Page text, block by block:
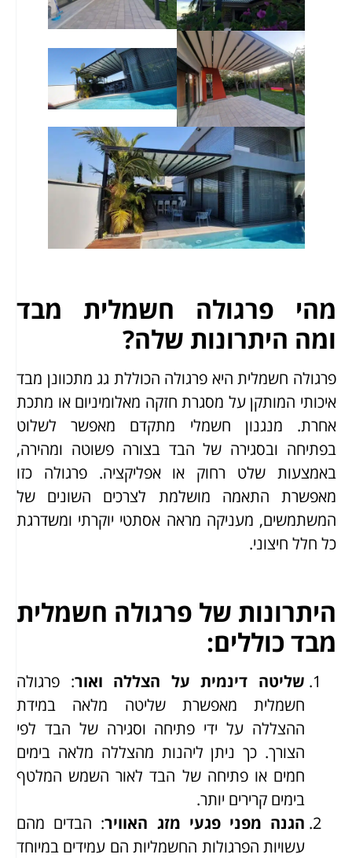
מהי פרגולה חשמלית מבד
ומה היתרונות שלה?
פרגולה חשמלית היא פרגולה הכוללת גג מתכוונן מבד
איכותי המותקן על מסגרת חזקה מאלומיניום או מתכת
אחרת. מנגנון חשמלי מתקדם מאפשר לשלוט
בפתיחה ובסגירה של הבד בצורה פשוטה ומהירה,
באמצעות שלט רחוק או אפליקציה. פרגולה כזו
מאפשרת התאמה מושלמת לצרכים השונים של
המשתמשים, מעניקה מראה אסתטי יוקרתי ומשדרגת
כל חלל חיצוני.
היתרונות של פרגולה חשמלית
מבד כוללים:
שליטה דינמית על הצללה ואור: פרגולה
חשמלית מאפשרת שליטה מלאה במידת
ההצללה על ידי פתיחה וסגירה של הבד לפי
הצורך. כך ניתן ליהנות מהצללה מלאה בימים
חמים או פתיחה של הבד לאור השמש המלטף
בימים קרירים יותר.
הגנה מפני פגעי מזג האוויר: הבדים מהם
עשויות הפרגולות החשמליות הם עמידים במיוחד